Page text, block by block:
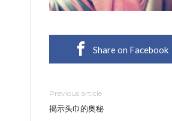
Share on Facebook
Previous article
揭示头巾的奥秘